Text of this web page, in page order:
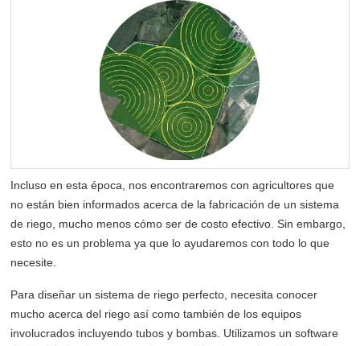
Incluso en esta época, nos encontraremos con agricultores que
no están bien informados acerca de la fabricación de un sistema
de riego, mucho menos cómo ser de costo efectivo. Sin embargo,
esto no es un problema ya que lo ayudaremos con todo lo que
necesite.
Para diseñar un sistema de riego perfecto, necesita conocer
mucho acerca del riego así como también de los equipos
involucrados incluyendo tubos y bombas. Utilizamos un software